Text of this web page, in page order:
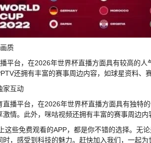
质
平台，在2026年世界杯直播方面具有较高的
还拥有丰富的赛事周边内容，如球星资料、
家互动
直播平台，在2026年世界杯直播方面具有独特
情。此外，咪咕视频还拥有丰富的赛事周边
这些免费观看的APP，都是你不错的选择。无
，感受到科技的魅力。赶快加入我们，一起为